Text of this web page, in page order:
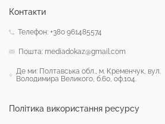
Політика використання ресурсу
Контакти
Телефон: +380 961485574
Пошта: mediadokaz@gmail.com
Де ми: Полтавська обл., м. Кременчук, вул.
Володимира Великого, б.60, оф.104.